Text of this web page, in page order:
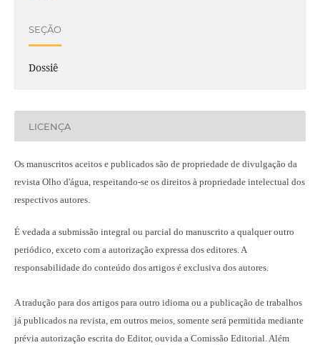
SEÇÃO
Dossiê
LICENÇA
Os manuscritos aceitos e publicados são de propriedade de divulgação da
revista Olho d'água, respeitando-se os direitos à propriedade intelectual dos
respectivos autores.
É vedada a submissão integral ou parcial do manuscrito a qualquer outro
periódico, exceto com a autorização expressa dos editores. A
responsabilidade do conteúdo dos artigos é exclusiva dos autores.
A tradução para dos artigos para outro idioma ou a publicação de trabalhos
já publicados na revista, em outros meios, somente será permitida mediante
prévia autorização escrita do Editor, ouvida a Comissão Editorial. Além